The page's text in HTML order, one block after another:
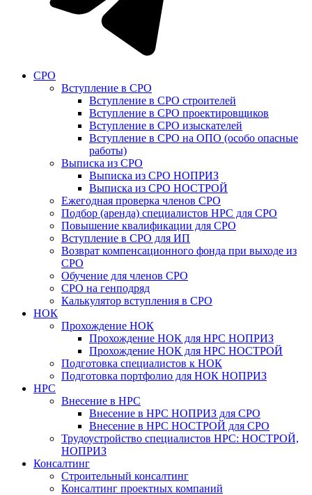
СРО
Вступление в СРО
Вступление в СРО строителей
Вступление в СРО проектировщиков
Вступление в СРО изыскателей
Вступление в СРО на ОПО (особо опасные
работы)
Выписка из СРО
Выписка из СРО НОПРИЗ
Выписка из СРО НОСТРОЙ
Ежегодная проверка членов СРО
Подбор (аренда) специалистов НРС для СРО
Повышение квалификации для СРО
Вступление в СРО для ИП
Возврат компенсационного фонда при выходе из
СРО
Обучение для членов СРО
СРО на генподряд
Калькулятор вступления в СРО
НОК
Прохождение НОК
Прохождение НОК для НРС НОПРИЗ
Прохождение НОК для НРС НОСТРОЙ
Подготовка специалистов к НОК
Подготовка портфолио для НОК НОПРИЗ
НРС
Внесение в НРС
Внесение в НРС НОПРИЗ для СРО
Внесение в НРС НОСТРОЙ для СРО
Трудоустройство специалистов НРС: НОСТРОЙ,
НОПРИЗ
Консалтинг
Строительный консалтинг
Консалтинг проектных компаний